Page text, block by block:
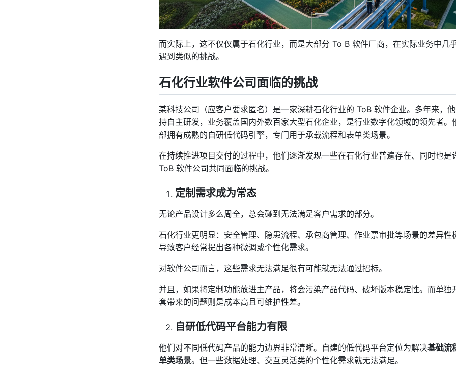
而实际上，这不仅仅属于石化行业，而是大部分 To B 软件厂商，在实际业务中几
遇到类似的挑战。
石化行业软件公司面临的挑战
某科技公司（应客户要求匿名）是一家深耕石化行业的 ToB 软件企业。多年来，
持自主研发，业务覆盖国内外数百家大型石化企业，是行业数字化领域的领先者。
部拥有成熟的自研低代码引擎，专门用于承载流程和表单类场景。
在持续推进项目交付的过程中，他们逐渐发现一些在石化行业普遍存在、同时也是
ToB 软件公司共同面临的挑战。
定制需求成为常态
无论产品设计多么周全，总会碰到无法满足客户需求的部分。
石化行业更明显：安全管理、隐患流程、承包商管理、作业票审批等场景的差异性
导致客户经常提出各种微调或个性化需求。
对软件公司而言，这些需求无法满足很有可能就无法通过招标。
并且，如果将定制功能放进主产品，将会污染产品代码、破坏版本稳定性。而单独
套带来的问题则是成本高且可维护性差。
自研低代码平台能力有限
他们对不同低代码产品的能力边界非常清晰。自建的低代码平台定位为解决基础流
单类场景。但一些数据处理、交互灵活类的个性化需求就无法满足。